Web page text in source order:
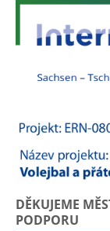
DĚKUJEME
PODPORU